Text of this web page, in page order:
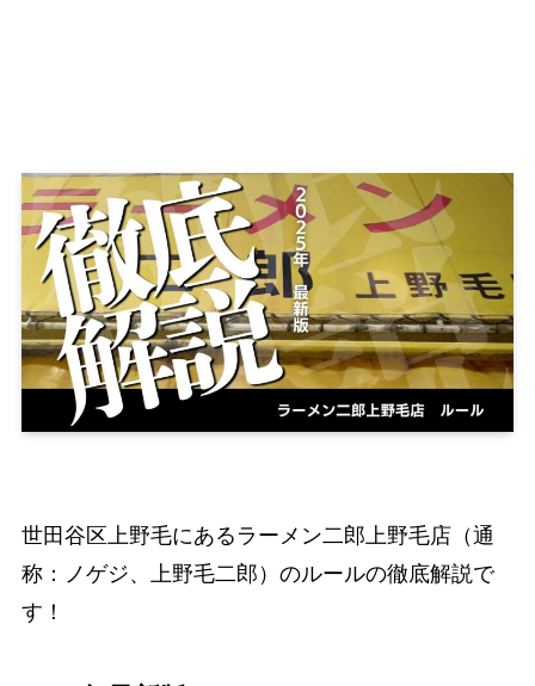
世田谷区上野毛にあるラーメン二郎上野毛店（通
称：ノゲジ、上野毛二郎）のルールの徹底解説で
す！